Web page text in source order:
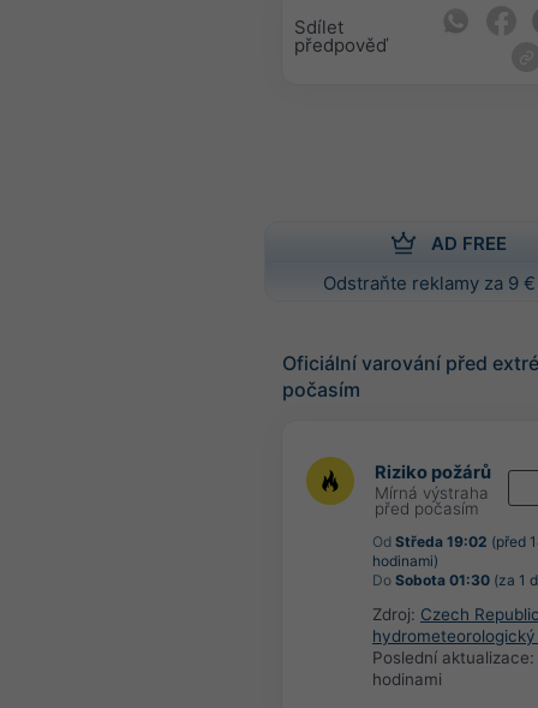
Sdílet
předpověď
AD FREE
Odstraňte reklamy za 9
Oficiální varování před
počasím
Riziko požárů
Mírná výstraha
před počasím
Od Středa 19:02 (před
hodinami)
Do Sobota 01:30 (za 1
Zdroj: Czech
Poslední aktualizace:
hodinami